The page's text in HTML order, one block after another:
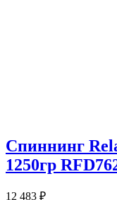
Спиннинг
1250гр
12 483 ₽